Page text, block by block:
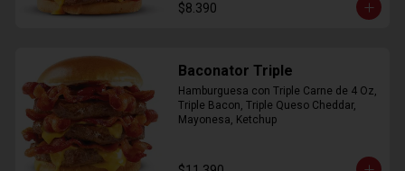
$8.390
Baconator Triple
Hamburguesa con Triple Carne de 4 Oz,
Triple Bacon, Triple Queso Cheddar,
Mayonesa, Ketchup